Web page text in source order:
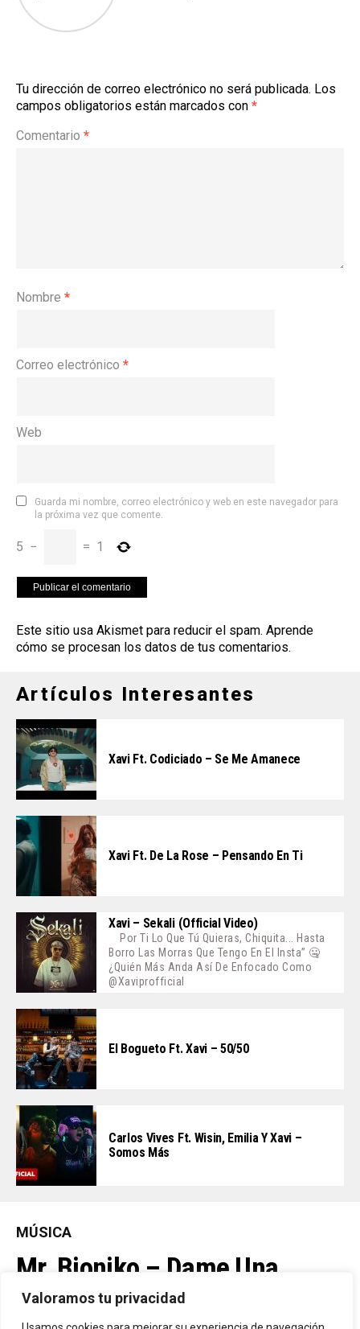
Valoramos tu privacidad
Tu dirección de correo electrónico no será publicada. Los
campos obligatorios están marcados con *
Comentario *
Nombre *
Correo electrónico *
Web
Guarda mi nombre, correo electrónico y web en este navegador para
la próxima vez que comente.
5 − = 1
Este sitio usa Akismet para reducir el spam. Aprende
cómo se procesan los datos de tus comentarios.
Artículos Interesantes
Xavi Ft. Codiciado – Se Me Amanece
Xavi Ft. De La Rose – Pensando En Ti
Xavi – Sekali (Official Video)
Por Ti Lo Que Tú Quieras, Chiquita... Hasta
Borro Las Morras Que Tengo En El Insta” 🤐
¿Quién Más Anda Así De Enfocado Como
@xaviprofficial
El Bogueto Ft. Xavi – 50/50
Carlos Vives Ft. Wisin, Emilia Y Xavi –
Somos Más
MÚSICA
Mr. Bioniko – Dame Una
Oportunidad